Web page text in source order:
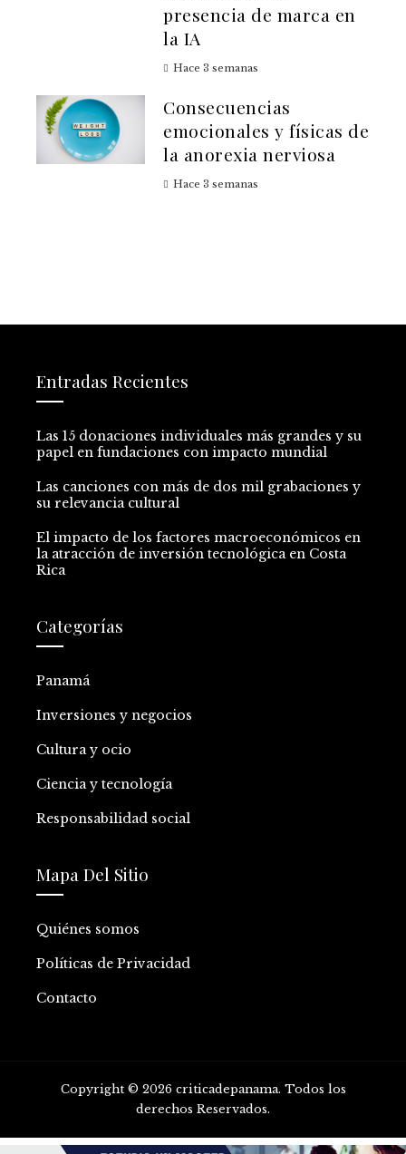
presencia de marca en
la IA
Hace 3 semanas
Consecuencias
emocionales y físicas de
la anorexia nerviosa
Hace 3 semanas
Entradas Recientes
Las 15 donaciones individuales más grandes y su
papel en fundaciones con impacto mundial
Las canciones con más de dos mil grabaciones y
su relevancia cultural
El impacto de los factores macroeconómicos en
la atracción de inversión tecnológica en Costa
Rica
Categorías
Panamá
Inversiones y negocios
Cultura y ocio
Ciencia y tecnología
Responsabilidad social
Mapa Del Sitio
Quiénes somos
Políticas de Privacidad
Contacto
Copyright © 2026 criticadepanama. Todos los
derechos Reservados.